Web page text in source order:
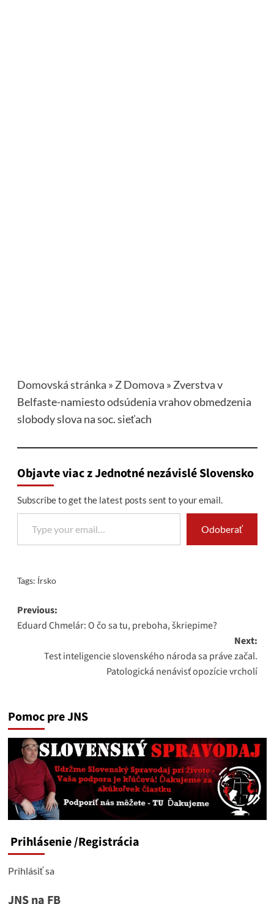
Domovská stránka » Z Domova » Zverstva v
Belfaste-namiesto odsúdenia vrahov obmedzenia
slobody slova na soc. sieťach
Objavte viac z Jednotné nezávislé Slovensko
Subscribe to get the latest posts sent to your email.
Type your email…
Odoberať
Tags: Írsko
Post
navigation
Previous:
Eduard Chmelár: O čo sa tu, preboha, škriepime?
Next:
Test inteligencie slovenského národa sa práve začal.
Patologická nenávisť opozície vrcholí
Pomoc pre JNS
Prihlásenie/Registrácia
Prihlásiť sa
JNS na FB